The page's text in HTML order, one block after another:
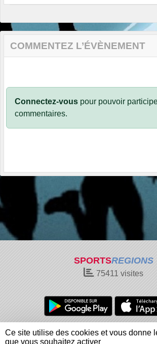
COMMENTEZ L’ÉVÈNEMENT
Connectez-vous pour pouvoir
commentaires.
SPORTSREGIONS
75411 visites
Charte cookies
Gestion des
Informations légales
Signaler un
Ce site utilise des cookies et vous donne
que vous souhaitez activer